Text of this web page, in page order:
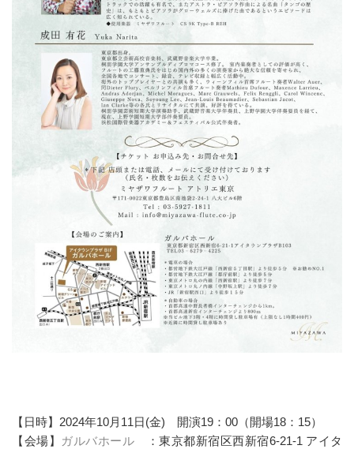
【日時】2024年10月11日(金) 開演19：00（開場18：15）
【会場】
ガルバホール ：東京都新宿区西新宿6-21-1 アイタ